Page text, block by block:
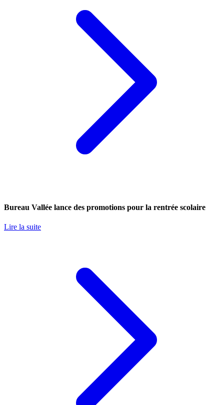
Bureau Vallée lance des promotions pour la rentrée scolaire
Lire la suite